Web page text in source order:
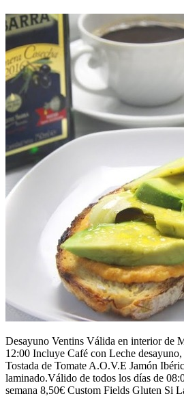
Desayuno Ventins Válida en interior de
12:00 Incluye Café con Leche
Tostada de Tomate A.O.V.E Jamón
laminado.Válido de todos los días de
semana 8,50€ Custom Fields Gluten Si